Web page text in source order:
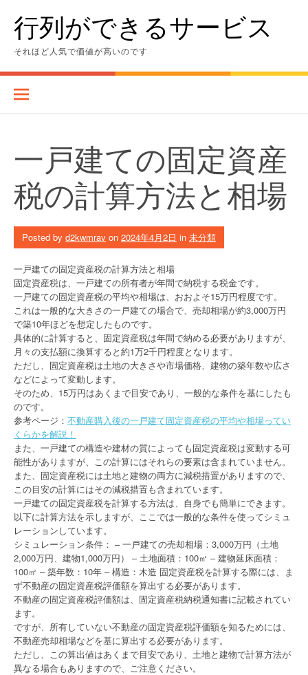
content行列ができるサービス
それほど人気で価値が高いのです
一戸建ての固定資産
税の計算方法と相場
Posted by d2kwmrav on 2024年4月2日 in 未分類
一戸建ての固定資産税の計算方法と相場
固定資産税は、一戸建ての所有者が年間で納税する税金です。
一戸建ての固定資産税の平均や相場は、おおよそ15万円程度です。
これは一般的な大きさの一戸建ての場合で、売却相場が約3,000万円
で築10年ほどを想定したものです。
具体的に計算すると、固定資産税は年間で納める必要がありますが、
月々の支払額に換算すると約1万2千円程度となります。
ただし、固定資産税は土地の大きさや市場価格、建物の築年数や広さ
などによって変動します。
そのため、15万円はあくまで目安であり、一般的な条件を基にしたも
のです。
参考ページ： 不動産購入後の一戸建て固定資産税の平均や相場ってい
くらかを解説！
また、一戸建ての構造や建材の質によっても固定資産税は変動する可
能性がありますが、この計算にはそれらの要素は含まれていません。
また、固定資産税には土地と建物の両方に減税措置がありますので、
この目安の計算にはその減税措置も含まれています。
一戸建ての固定資産税を計算する方法は、自身でも簡単にできます。
以下に計算方法を示しますが、ここでは一般的な条件を使ってシミュ
レーションしています。
シミュレーション条件： – 一戸建ての売却相場：3,000万円（土地
2,000万円、建物1,000万円） – 土地面積：100㎡ – 建物延床面積：
100㎡ – 築年数：10年 – 構造：木造 固定資産税を計算する際には、ま
ず不動産の固定資産税評価額を算出する必要があります。
不動産の固定資産税評価額は、固定資産税納税通知書に記載されてい
ます。
ですが、所有していない不動産の固定資産税評価額を知るためには、
不動産売却相場などを基に算出する必要があります。
ただし、この算出値はあくまで目安であり、土地と建物で計算方法が
異なる場合もありますので、ご注意ください。